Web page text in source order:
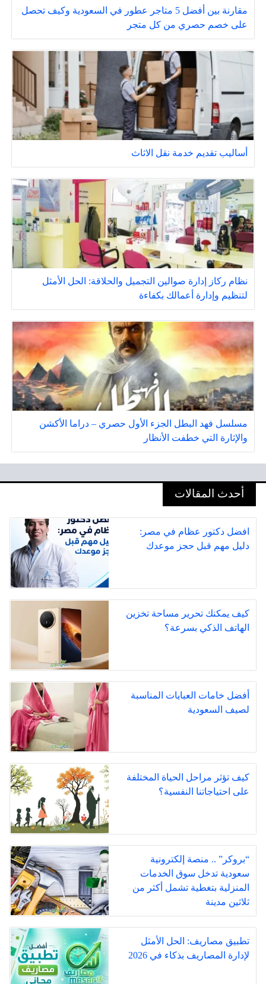
مقارنة بين أفضل 5 متاجر عطور في السعودية وكيف تحصل
على خصم حصري من كل متجر
أساليب تقديم خدمة نقل الاثاث
نظام ركاز إدارة صوالين التجميل والحلاقة: الحل الأمثل
لتنظيم وإدارة أعمالك بكفاءة
مسلسل فهد البطل الجزء الأول حصري – دراما الأكشن
والإثارة التي خطفت الأنظار
أحدث المقالات
افضل دكتور عظام في مصر:
دليل مهم قبل حجز موعدك
كيف يمكنك تحرير مساحة تخزين
الهاتف الذكي بسرعة؟
أفضل خامات العبايات المناسبة
لصيف السعودية
كيف تؤثر مراحل الحياة المختلفة
على احتياجاتنا النفسية؟
“بروكر” .. منصة إلكترونية
سعودية تدخل سوق الخدمات
المنزلية بتغطية تشمل أكثر من
ثلاثين مدينة
تطبيق مصاريف: الحل الأمثل
لإدارة المصاريف بذكاء في 2026